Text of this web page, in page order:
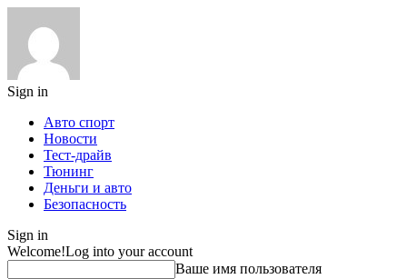
Sign in
Авто спорт
Новости
Тест-драйв
Тюнинг
Деньги и авто
Безопасность
Sign in
Welcome!Log into your account
Ваше имя пользователя